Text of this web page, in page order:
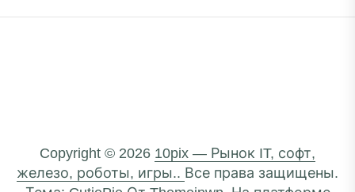
Copyright © 2026 10pix — Рынок IT, софт,
железо, роботы, игры.. Все права защищены.